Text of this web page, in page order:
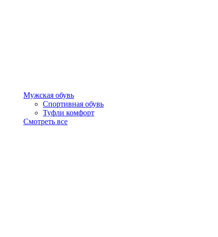
Мужская обувь
Спортивная обувь
Туфли комфорт
Смотреть все